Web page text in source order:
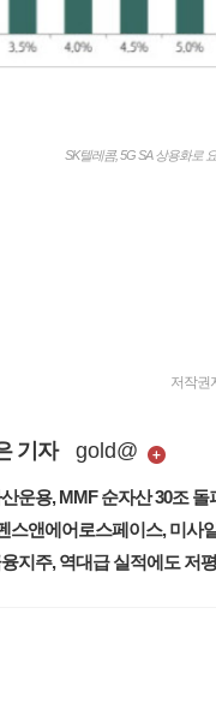
SK텔레콤, 5G SA 상용화로
저작권
기자 gold@
운용, MMF 순자산 30조
스앤에어로스페이스, 미사
지주, 역대급 실적에도 저